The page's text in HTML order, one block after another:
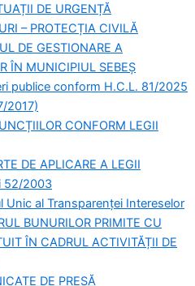
DE URGENȚĂ
– PROTECȚIA CIVILĂ
DE GESTIONARE A
ÎN MUNICIPIUL SEBEȘ
publice conform H.C.L. 81/2025
2017)
CONFORM LEGII
DE APLICARE A LEGII
52/2003
Unic al Transparenței Intereselor
BUNURILOR PRIMITE CU
ÎN CADRUL ACTIVITĂȚII DE
DE PRESĂ